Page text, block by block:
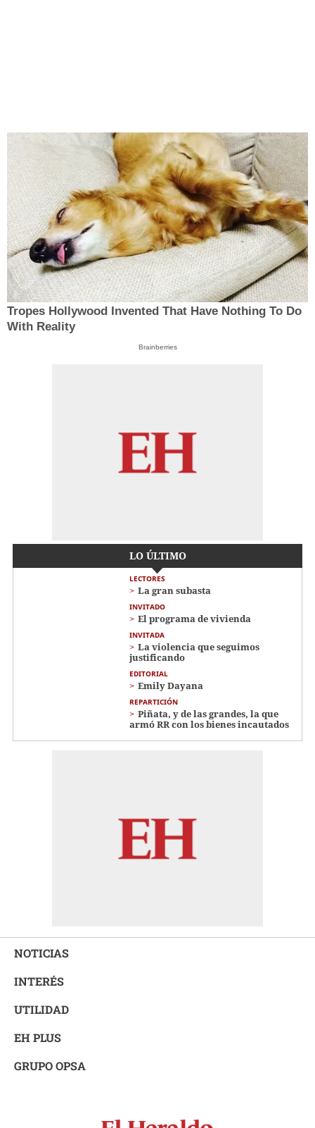
Tropes Hollywood Invented That Have Nothing To Do
With Reality
Brainberries
LO ÚLTIMO
LECTORES
La gran subasta
INVITADO
El programa de vivienda
INVITADA
La violencia que seguimos
justificando
EDITORIAL
Emily Dayana
REPARTICIÓN
Piñata, y de las grandes, la que
armó RR con los bienes incautados
NOTICIAS
INTERÉS
UTILIDAD
EH PLUS
GRUPO OPSA